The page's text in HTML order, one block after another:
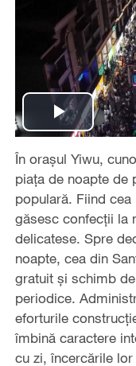
Play
Video
În orașul Yiwu,
piața de noapte de
populară. Fiind
găsesc confecții la
delicatese. Spre
noapte, cea din
gratuit și schimb
periodice.
eforturile
îmbină caractere
cu zi, încercările